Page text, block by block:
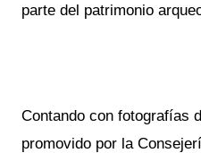
parte del patrimonio
Contando con fotografías
promovido por la